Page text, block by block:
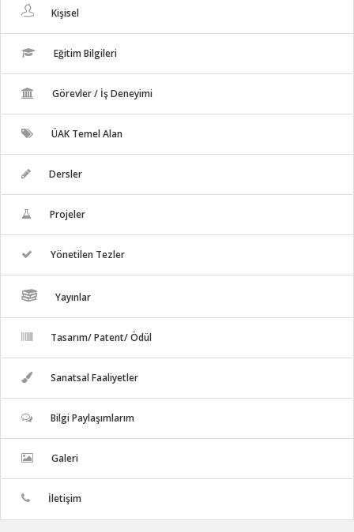
Kişisel
Eğitim Bilgileri
Görevler / İş Deneyimi
ÜAK Temel Alan
Dersler
Projeler
Yönetilen Tezler
Yayınlar
Tasarım/ Patent/ Ödül
Sanatsal Faaliyetler
Bilgi Paylaşımlarım
Galeri
İletişim